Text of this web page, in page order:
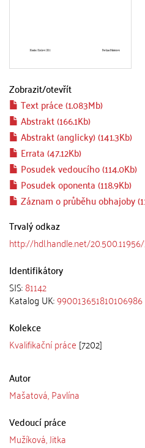
Zobrazit/otevřít
Text práce (1.083Mb)
Abstrakt (166.1Kb)
Abstrakt (anglicky) (141.3Kb)
Errata (47.12Kb)
Posudek vedoucího (114.0Kb)
Posudek oponenta (118.9Kb)
Záznam o průběhu obhajoby
Trvalý odkaz
http://hdl.handle.net/
Identifikátory
SIS:81142
Katalog UK:990013651810106986
Kolekce
Kvalifikační práce [7202]
Autor
Mašatová, Pavlína
Vedoucí práce
Mužíková, Jitka